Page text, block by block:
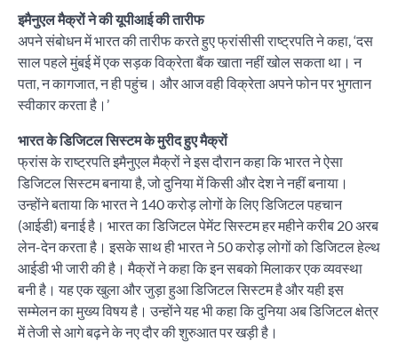
इमैनुएल मैक्रों ने की यूपीआई की तारीफ
अपने संबोधन में भारत की तारीफ करते हुए फ्रांसीसी राष्ट्रपति ने कहा, ‘दस
साल पहले मुंबई में एक सड़क विक्रेता बैंक खाता नहीं खोल सकता था। न
पता, न कागजात, न ही पहुंच। और आज वही विक्रेता अपने फोन पर भुगतान
स्वीकार करता है।’
भारत के डिजिटल सिस्टम के मुरीद हुए मैक्रों
फ्रांस के राष्ट्रपति इमैनुएल मैक्रों ने इस दौरान कहा कि भारत ने ऐसा
डिजिटल सिस्टम बनाया है, जो दुनिया में किसी और देश ने नहीं बनाया।
उन्होंने बताया कि भारत ने 140 करोड़ लोगों के लिए डिजिटल पहचान
(आईडी) बनाई है। भारत का डिजिटल पेमेंट सिस्टम हर महीने करीब 20 अरब
लेन-देन करता है। इसके साथ ही भारत ने 50 करोड़ लोगों को डिजिटल हेल्थ
आईडी भी जारी की है। मैक्रों ने कहा कि इन सबको मिलाकर एक व्यवस्था
बनी है। यह एक खुला और जुड़ा हुआ डिजिटल सिस्टम है और यही इस
सम्मेलन का मुख्य विषय है। उन्होंने यह भी कहा कि दुनिया अब डिजिटल क्षेत्र
में तेजी से आगे बढ़ने के नए दौर की शुरुआत पर खड़ी है।